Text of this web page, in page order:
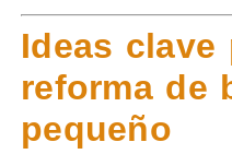
Ideas clave
reforma de
pequeño